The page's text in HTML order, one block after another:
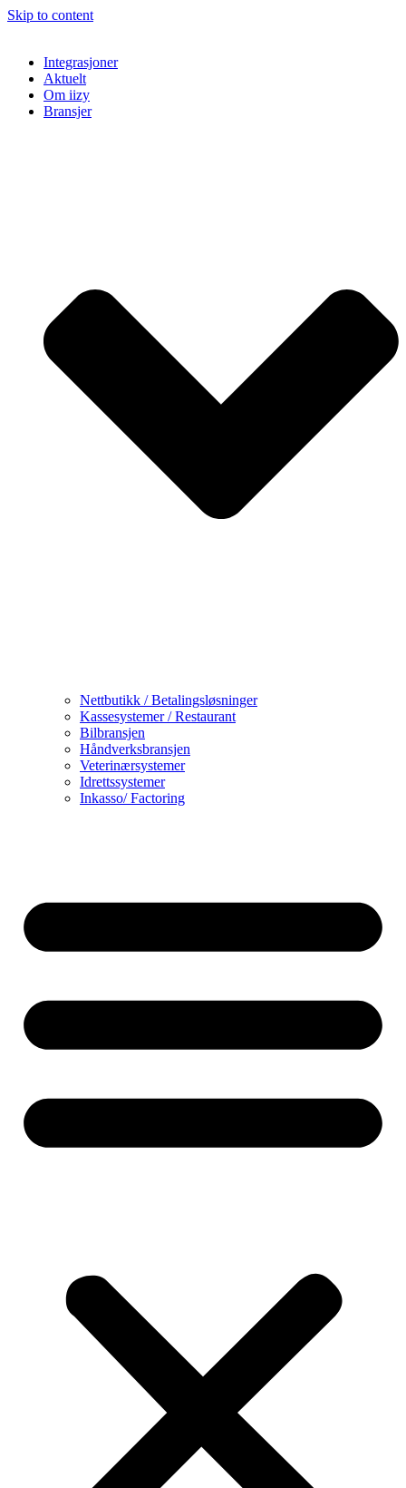
Skip to content
Integrasjoner
Aktuelt
Om iizy
Bransjer
Nettbutikk / Betalingsløsninger
Kassesystemer / Restaurant
Bilbransjen
Håndverksbransjen
Veterinærsystemer
Idrettssystemer
Inkasso/ Factoring